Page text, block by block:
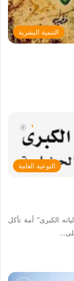
التنمية البشرية
التوعية العامة
الكبرى” أمة تأكل